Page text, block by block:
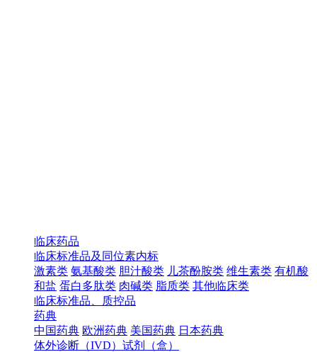
临床药品
临床标准品及同位素内标
激素类 氨基酸类 胆汁酸类 儿茶酚胺类 维生素类 有机酸
和盐 蛋白多肽类 肉碱类 脂质类 其他临床类
临床标准品、质控品
药典
中国药典 欧洲药典 美国药典 日本药典
体外诊断（IVD）试剂（盒）